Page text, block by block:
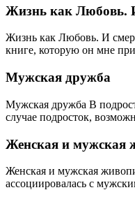
Жизнь как Любовь.
Жизнь как Любовь. И
книге, которую он мне
Мужская дружба
Мужская дружба В
случае подросток,
Женская и мужская
Женская и мужская
ассоциировалась с